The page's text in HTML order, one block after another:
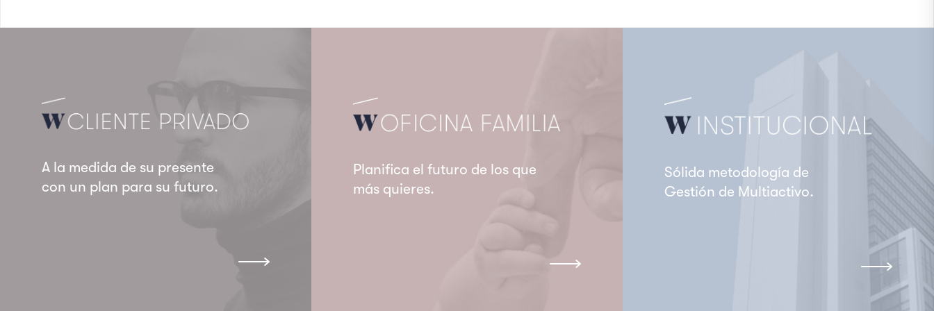
A la medida de su presente
con un plan para su futuro.
Planifica el futuro de los que
más quieres.
Sólida metodología de
Gestión de Multiactivo.